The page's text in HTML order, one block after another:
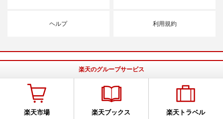
ヘルプ 利用規約
楽天のグループサービス
楽天市場 楽天ブックス 楽天トラベル